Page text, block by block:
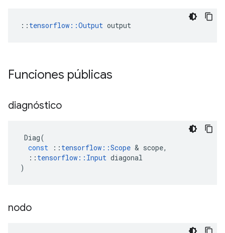
:: tensorflow::Output output
Funciones públicas
diagnóstico
Diag(
const
:: tensorflow ::Scope & scope,
:: tensorflow :: Input diagonal
)
nodo